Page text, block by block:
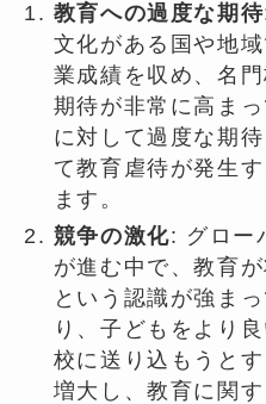
教育への過度な期待
文化がある国や地
業成績を収め、名
期待が非常に高ま
に対して過度な期
て教育虐待が発生
ます。
競争の激化: グロー
が進む中で、教育
という認識が強ま
り、子どもをより
校に送り込もうと
増大し、教育に関